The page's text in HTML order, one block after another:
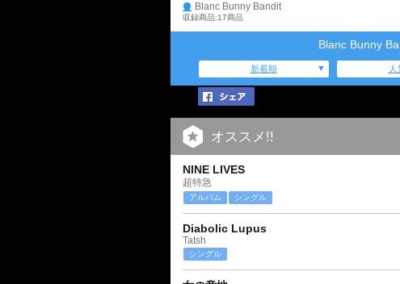
Blanc Bunny Bandit
収録商品:17商品
Blanc Bunny
新着順
オススメ!!
NINE LIVES
超特急
アルバム シングル
Diabolic Lupus
Tatsh
シングル